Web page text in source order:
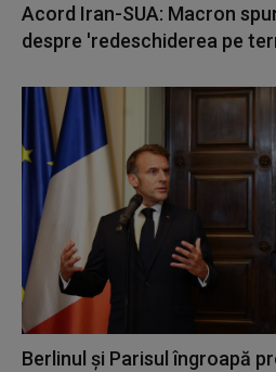
Acord Iran-SUA: Macron
despre 'redeschiderea pe
Berlinul şi Parisul îngroapă